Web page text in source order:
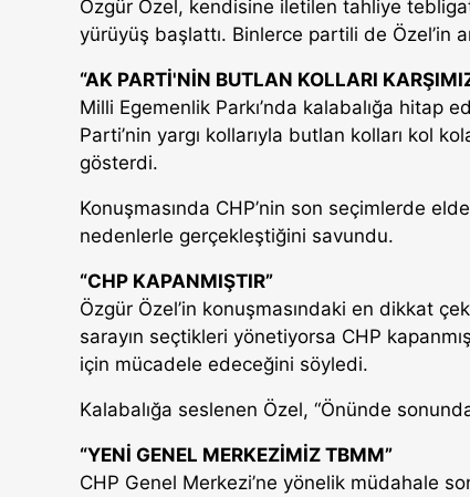
Özgür Özel, kendisine iletilen tahliye
yürüyüş başlattı. Binlerce partili de Özel’in
“AK PARTİ'NİN BUTLAN KOLLARI
Milli Egemenlik Parkı’nda kalabalığa hitap
Parti’nin yargı kollarıyla butlan kolları kol
gösterdi.
Konuşmasında CHP’nin son seçimlerde
nedenlerle gerçekleştiğini savundu.
“CHP KAPANMIŞTIR”
Özgür Özel’in konuşmasındaki en dikkat
sarayın seçtikleri yönetiyorsa CHP
için mücadele edeceğini söyledi.
Kalabalığa seslenen Özel, “Önünde
“YENİ GENEL MERKEZİMİZ TBMM”
CHP Genel Merkezi’ne yönelik müdahale